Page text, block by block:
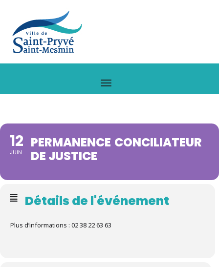
12
JUIN
PERMANENCE CONCILIATEUR
DE JUSTICE
Détails de l'événement
Plus d’informations : 02 38 22 63 63